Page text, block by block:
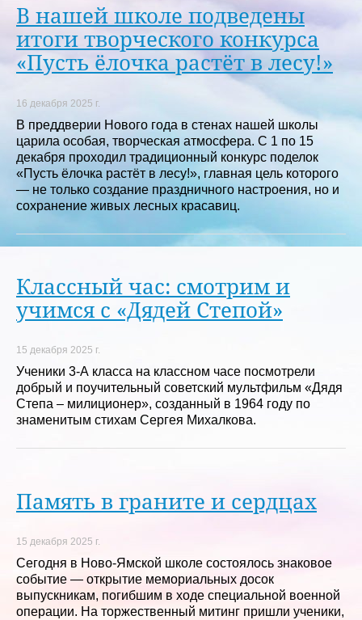
В нашей школе подведены
итоги творческого конкурса
«Пусть ёлочка растёт в лесу!»
16 декабря 2025 г.
В преддверии Нового года в стенах нашей школы
царила особая, творческая атмосфера. С 1 по 15
декабря проходил традиционный конкурс поделок
«Пусть ёлочка растёт в лесу!», главная цель которого
— не только создание праздничного настроения, но и
сохранение живых лесных красавиц.
Классный час: смотрим и
учимся с «Дядей Степой»
15 декабря 2025 г.
Ученики 3-А класса на классном часе посмотрели
добрый и поучительный советский мультфильм «Дядя
Степа – милиционер», созданный в 1964 году по
знаменитым стихам Сергея Михалкова.
Память в граните и сердцах
15 декабря 2025 г.
Сегодня в Ново-Ямской школе состоялось знаковое
событие — открытие мемориальных досок
выпускникам, погибшим в ходе специальной военной
операции. На торжественный митинг пришли ученики,